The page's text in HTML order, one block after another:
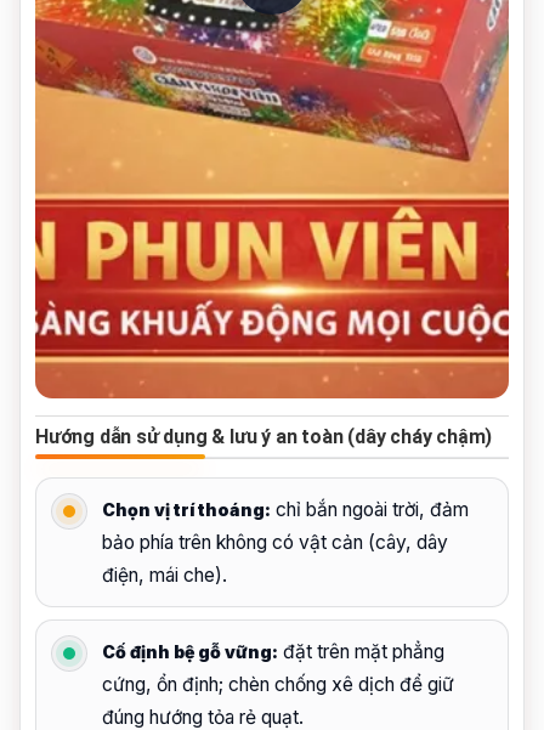
Hướng dẫn sử dụng & lưu ý an toàn (dây cháy chậm)
Chọn vị trí thoáng: chỉ bắn ngoài trời, đảm
bảo phía trên không có vật cản (cây, dây
điện, mái che).
Cố định bệ gỗ vững: đặt trên mặt phẳng
cứng, ổn định; chèn chống xê dịch để giữ
đúng hướng tỏa rẻ quạt.